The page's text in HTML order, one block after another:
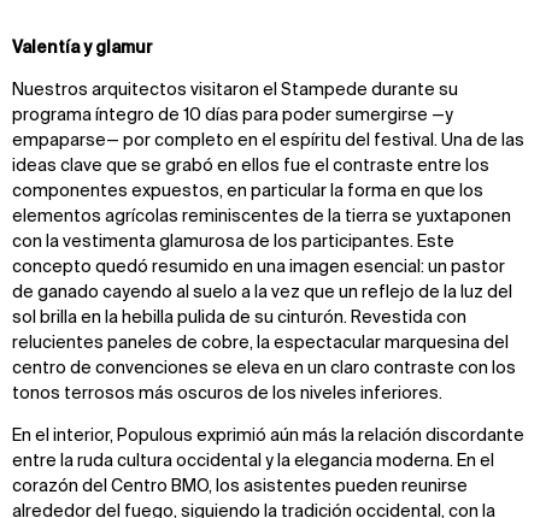
Valentía y glamur
Nuestros arquitectos visitaron el Stampede durante su
programa íntegro de 10 días para poder sumergirse —y
empaparse— por completo en el espíritu del festival. Una de las
ideas clave que se grabó en ellos fue el contraste entre los
componentes expuestos, en particular la forma en que los
elementos agrícolas reminiscentes de la tierra se yuxtaponen
con la vestimenta glamurosa de los participantes. Este
concepto quedó resumido en una imagen esencial: un pastor
de ganado cayendo al suelo a la vez que un reflejo de la luz del
sol brilla en la hebilla pulida de su cinturón. Revestida con
relucientes paneles de cobre, la espectacular marquesina del
centro de convenciones se eleva en un claro contraste con los
tonos terrosos más oscuros de los niveles inferiores.
En el interior, Populous exprimió aún más la relación discordante
entre la ruda cultura occidental y la elegancia moderna. En el
corazón del Centro BMO, los asistentes pueden reunirse
alrededor del fuego, siguiendo la tradición occidental, con la